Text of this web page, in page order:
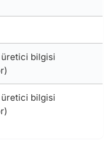
üretici bilgisi
üretici bilgisi